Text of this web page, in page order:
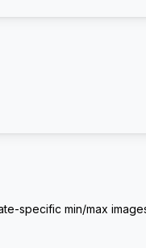
specific min/max